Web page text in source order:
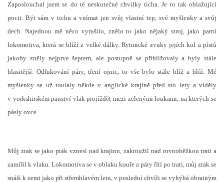
Zaposlouchal jsem se do té neskutečné chvilky ticha. Je to tak oblažující
pocit. Být sám v tichu a vnímat jen svůj vlastní tep, své myšlenky a svůj
dech. Najednou mě něco vyrušilo, znělo to jako nějaký stroj, jako parní
lokomotiva, která se blíží z velké dálky. Rytmické zvuky jejích kol a pístů
jakoby zněly nejprve šeptem, ale postupně se přibližovaly a byly stále
hlasitější. Odfukování páry, tření ojnic, to vše bylo stále blíž a blíž. Mé
myšlenky se už toulaly někde v anglické krajině před sto lety a viděly
v yorkshirském panství vlak projíždět mezi zelenými loukami, na kterých se
pásly ovce.
Můj zrak se jako pták vznesl nad krajinu, zakroužil nad rovnoběžkou trati a
zamířil k vlaku. Lokomotiva se v oblaku kouře a páry řítí po trati, můj zrak se
snáší k zemi jako při střemhlavém letu, v poslední chvíli se vyhýbá obratným